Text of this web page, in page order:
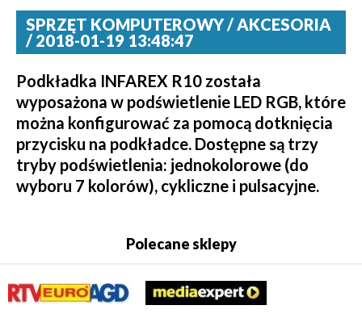
SPRZĘT KOMPUTEROWY / AKCESORIA
/ 2018-01-19 13:48:47
Podkładka INFAREX R10 została
wyposażona w podświetlenie LED RGB, które
można konfigurować za pomocą dotknięcia
przycisku na podkładce. Dostępne są trzy
tryby podświetlenia: jednokolorowe (do
wyboru 7 kolorów), cykliczne i pulsacyjne.
Polecane sklepy